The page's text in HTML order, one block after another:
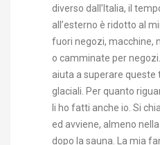
diverso dall’Italia, il
all’esterno è ridotto al
fuori negozi, macchine,
o camminate per
aiuta a superare queste
glaciali. Per quanto
li ho fatti anche io. Si
ed avviene, almeno
dopo la sauna. La mia